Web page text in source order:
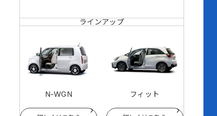
ラインアップ
N-WGN フィット